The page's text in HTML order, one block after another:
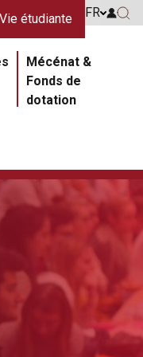
Mécénat &
Fonds de
dotation
Vie étudiante FR Go to
Go